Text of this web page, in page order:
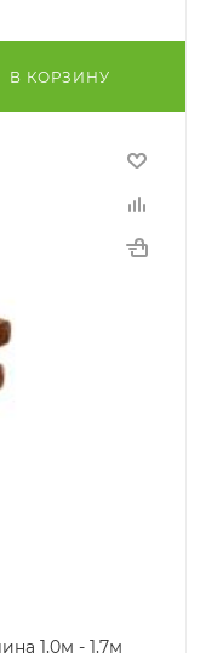
В КОРЗИНУ
1,0м - 1,7м